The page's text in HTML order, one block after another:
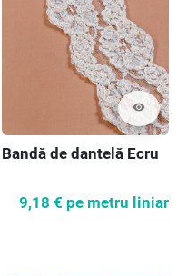
visibility
Bandă de dantelă Ecru
9,18 € pe metru liniar